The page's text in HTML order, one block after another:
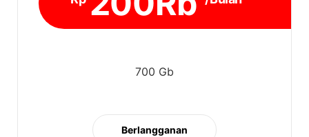
700 Gb
Berlangganan